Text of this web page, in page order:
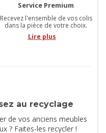
Service Premium
Recevez l'ensemble de vos colis
dans la pièce de votre choix.
Lire plus
au recyclage
de vos anciens meubles
? Faites-les recycler !